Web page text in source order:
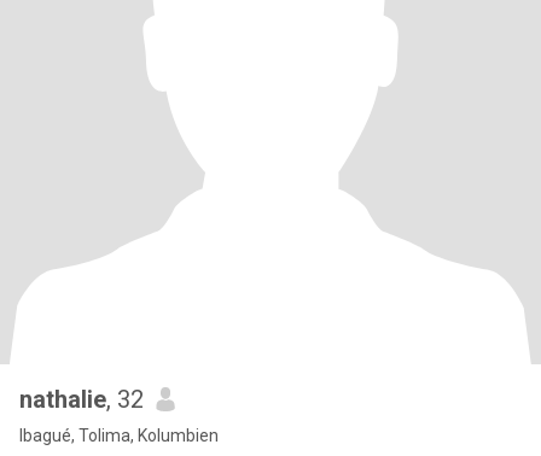
nathalie, 32
Ibagué, Tolima, Kolumbien